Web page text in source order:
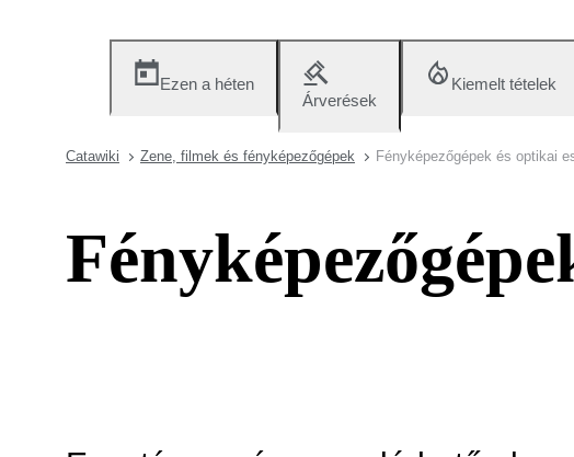
Ezen a héten
Árverések
Kiemelt tételek
Catawiki Zene, filmek és fényképezőgépek Fényképezőgépek és optikai